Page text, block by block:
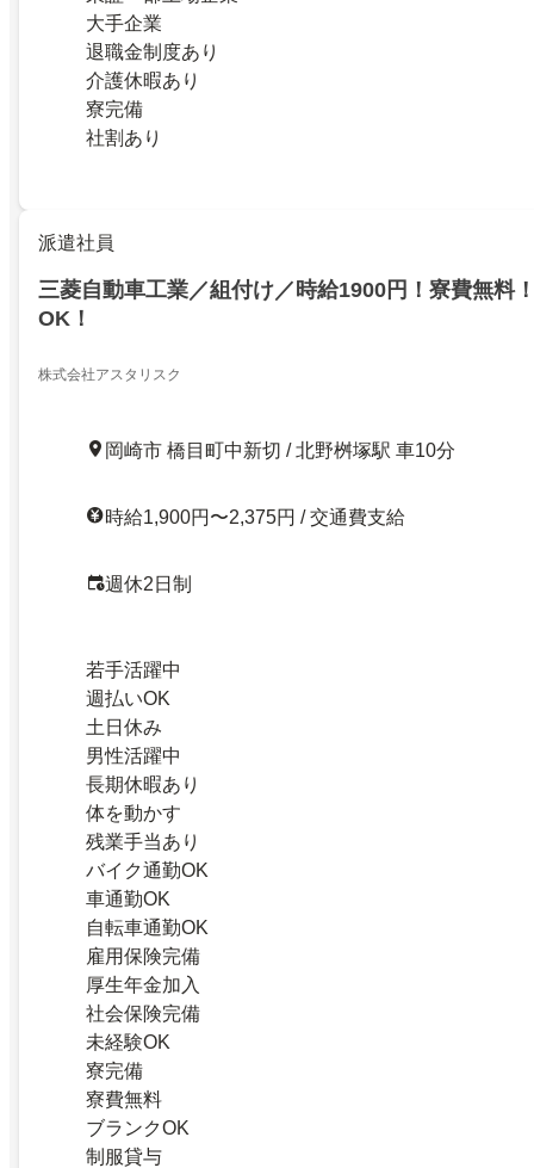
大手企業
退職金制度あり
介護休暇あり
寮完備
社割あり
派遣社員
三菱自動車工業／組付け／時給1900円！寮費無料
OK！
株式会社アスタリスク
岡崎市 橋目町中新切 / 北野桝塚駅 車10分
時給1,900円〜2,375円 / 交通費支給
週休2日制
若手活躍中
週払いOK
土日休み
男性活躍中
長期休暇あり
体を動かす
残業手当あり
バイク通勤OK
車通勤OK
自転車通勤OK
雇用保険完備
厚生年金加入
社会保険完備
未経験OK
寮完備
寮費無料
ブランクOK
制服貸与